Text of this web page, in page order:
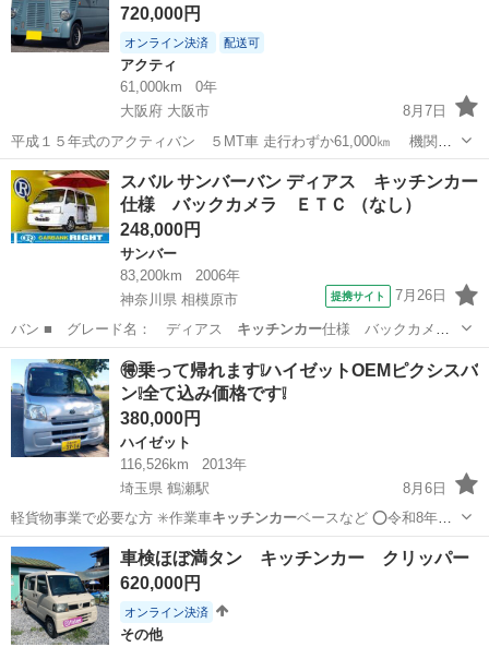
720,000円
オンライン決済 配送可
アクティ
61,000km
0年
大阪府 大阪市
8月7日
平成１５年式のアクティバン ５MT車 走行わずか61,000㎞ 機関系
はもちろん、下廻りも含めダメージはほとんどなく綺麗です。 年式か
らすれば程度は極上と言えるかもしれません 車検は新たに2年車検
受...
大阪 大阪市 アクティ キッチンカー
スバル サンバーバン ディアス キッチンカー
仕様 バックカメラ ＥＴＣ （なし）
248,000円
サンバー
83,200km
2006年
神奈川県 相模原市
提携サイト 7月26日
バン ■ グレード名： ディアス キッチンカー仕様 バックカメ
ラ ＥＴＣ ■ 排…
神奈川 相模原市 サンバー
🉐乗って帰れます❕️ハイゼットOEMピクシスバ
ン❕️全て込み価格です❕️
380,000円
ハイゼット
116,526km
2013年
埼玉県 鶴瀬駅
8月6日
️軽貨物事業で必要な方 ✳️作業車キッチンカーベースなど ⭕令和8年度
軽自動…
埼玉 さいたま市 鶴瀬駅 ハイゼット ピクシスバン
車検ほぼ満タン キッチンカー クリッパー
620,000円
オンライン決済
その他